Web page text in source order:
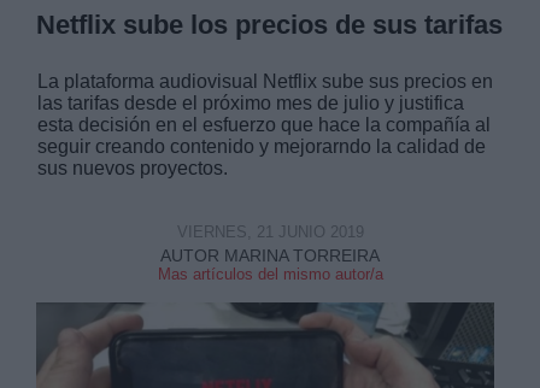
Netflix sube los precios de sus tarifas
La plataforma audiovisual Netflix sube sus precios en
las tarifas desde el próximo mes de julio y justifica
esta decisión en el esfuerzo que hace la compañía al
seguir creando contenido y mejorarndo la calidad de
sus nuevos proyectos.
AUTOR MARINA TORREIRA
Mas artículos del mismo autor/a
VIERNES, 21 JUNIO 2019